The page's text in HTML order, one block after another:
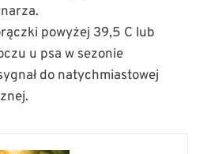
powyżej 39,5 C lub
u psa w sezonie
do natychmiastowej